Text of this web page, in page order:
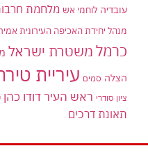
עובדיה לוחמי אש מלחמת
מנהל יחידת האכיפה העירונית
כרמלמשטרת ישראל
הצלה סמים עיריית
ציון סודרי ראש העיר דודו כהן
תאונת דרכים